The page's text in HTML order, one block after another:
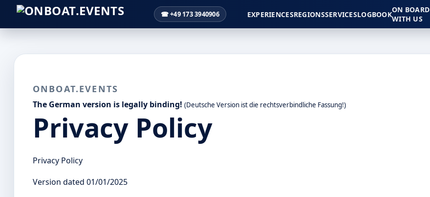
☎ +49 173 3940906 EXPERIENCESREGIONSSERVICESLOGBOOKON BOARD
WITH US
ONBOAT.EVENTS
The German version is legally binding! (Deutsche Version ist die rechtsverbindliche Fassung!)
Privacy Policy
Privacy Policy
Version dated 01/01/2025